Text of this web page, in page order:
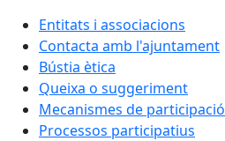
Entitats i associacions
Contacta amb l'ajuntament
Bústia ètica
Queixa o suggeriment
Mecanismes de participació
Processos participatius